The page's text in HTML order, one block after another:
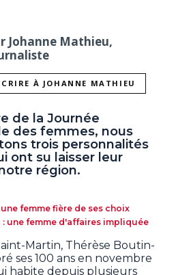
Johanne Mathieu,
À JOHANNE MATHIEU
de la Journée
des femmes, nous
trois personnalités
ont su laisser leur
région.
femme fière de ses choix
: une femme d'affaires impliquée
Martin, Thérèse Boutin-
ses 100 ans en novembre
habite depuis plusieurs